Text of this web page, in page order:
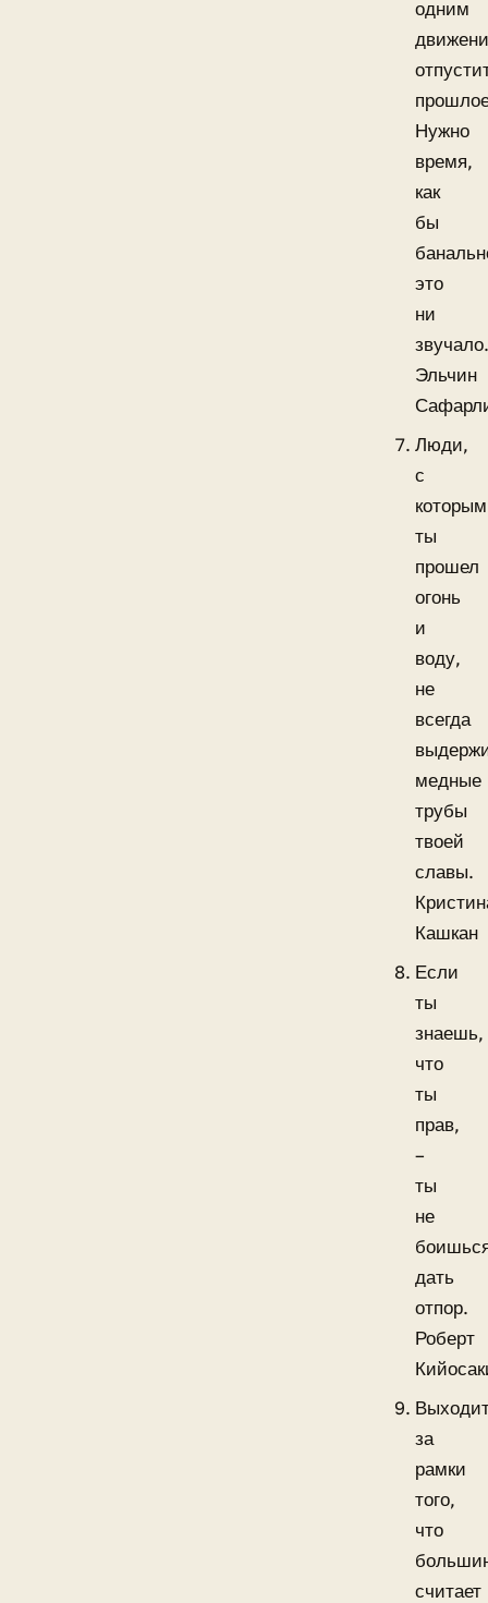
одним
Нужно
время,
как
бы
это
ни
Эльчин
Люди,
с
ты
прошел
огонь
и
воду,
не
всегда
медные
трубы
твоей
славы.
Кашкан
Если
ты
знаешь,
что
ты
прав,
–
ты
не
дать
отпор.
Роберт
за
рамки
того,
что
считает